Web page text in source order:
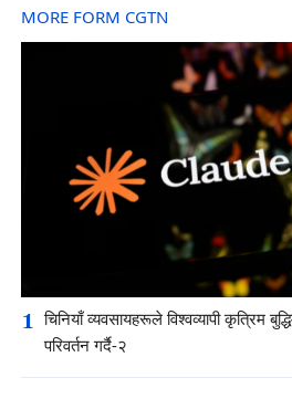
MORE FORM CGTN
1 चिनियाँ व्यवसायहरूले विश्वव्यापी कृत्रिम
परिवर्तन गर्दै-२